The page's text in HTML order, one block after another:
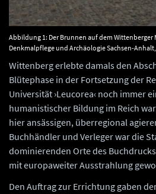
Abbildung 1: Der Brunnen auf dem
Denkmalpflege und Archäologie Sachsen-
Wittenberg erlebte damals den
Blütephase in der Fortsetzung der
Universität ›Leucorea‹ noch immer
humanistischer Bildung im Reich
hier ansässigen, überregional
Buchhändler und Verleger war die
dominierenden Orte des
mit europaweiter Ausstrahlung
Den Auftrag zur Errichtung gaben